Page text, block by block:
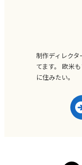
制作ディレク
てます。 欧米
に住みたい。